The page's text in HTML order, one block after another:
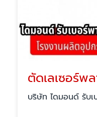
ตัดเลเซอร์พ
บริษัท ไดมอนด์ รับ